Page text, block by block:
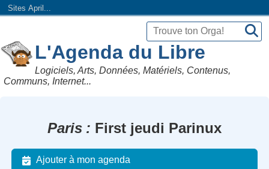
Sites April...
L'Agenda du Libre
Logiciels, Arts, Données, Matériels, Contenus,
Communs, Internet...
Paris First jeudi Parinux
Ajouter à mon agenda